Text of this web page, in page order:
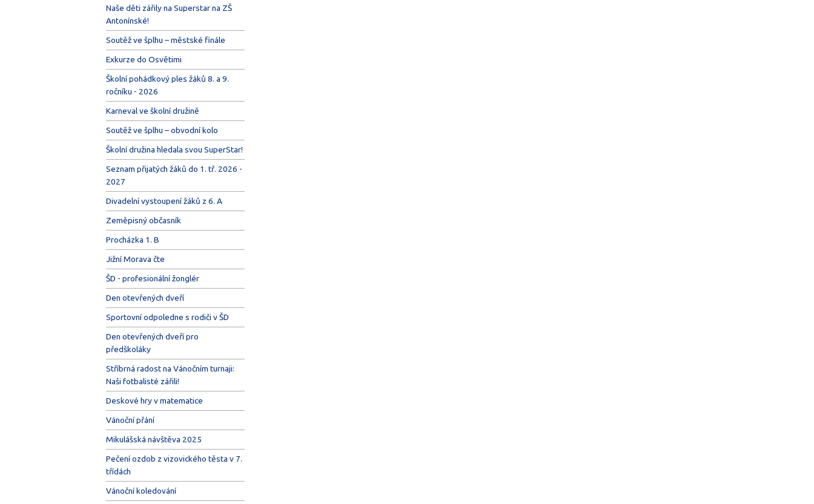
Naše děti zářily na Superstar na ZŠ
Antonínské!
Soutěž ve šplhu – městské finále
Exkurze do Osvětimi
Školní pohádkový ples žáků 8. a 9.
ročníku - 2026
Karneval ve školní družině
Soutěž ve šplhu – obvodní kolo
Školní družina hledala svou SuperStar!
Seznam přijatých žáků do 1. tř. 2026 -
2027
Divadelní vystoupení žáků z 6. A
Zeměpisný občasník
Procházka 1. B
Jižní Morava čte
ŠD - profesionální žonglér
Den otevřených dveří
Sportovní odpoledne s rodiči v ŠD
Den otevřených dveří pro
předškoláky
Stříbrná radost na Vánočním turnaji:
Naši fotbalisté zářili!
Deskové hry v matematice
Vánoční přání
Mikulášská návštěva 2025
Pečení ozdob z vizovického těsta v 7.
třídách
Vánoční koledování